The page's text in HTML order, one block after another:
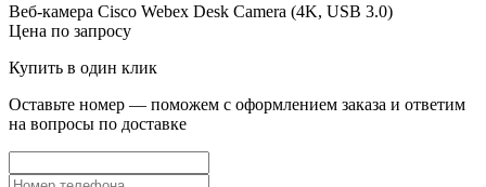
Веб-камера Cisco Webex Desk Camera (4K, USB 3.0)
Цена по запросу
Купить в один клик
Оставьте номер — поможем с оформлением заказа и ответим
на вопросы по доставке